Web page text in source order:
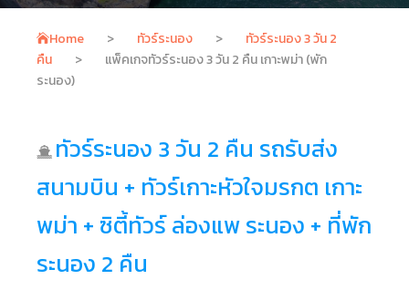
Home > ทัวร์ระนอง >
ทัวร์ระนอง 3 วัน 2
คืน
>
แพ็คเกจทัวร์ระนอง 3 วัน 2 คืน เกาะพม่า (พัก
ระนอง)
ทัวร์ระนอง 3 วัน 2 คืน รถรับส่ง
สนามบิน + ทัวร์เกาะหัวใจมรกต เกาะ
พม่า + ซิตี้ทัวร์ ล่องแพ ระนอง + ที่พัก
ระนอง 2 คืน